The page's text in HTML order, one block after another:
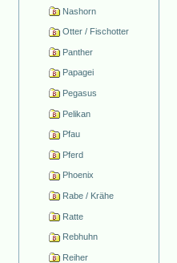
Nashorn
Otter / Fischotter
Panther
Papagei
Pegasus
Pelikan
Pfau
Pferd
Phoenix
Rabe / Krähe
Ratte
Rebhuhn
Reiher